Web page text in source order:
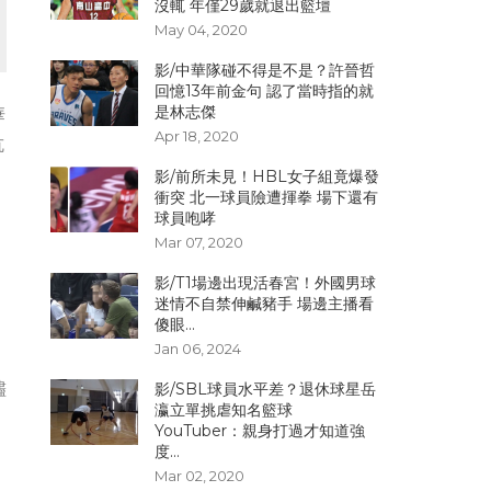
沒輒 年僅29歲就退出籃壇
May 04, 2020
影/中華隊碰不得是不是？許晉哲
回憶13年前金句 認了當時指的就
是林志傑
Apr 18, 2020
影/前所未見！HBL女子組竟爆發
衝突 北一球員險遭揮拳 場下還有
球員咆哮
Mar 07, 2020
影/T1場邊出現活春宮！外國男球
迷情不自禁伸鹹豬手 場邊主播看
傻眼...
Jan 06, 2024
影/SBL球員水平差？退休球星岳
瀛立單挑虐知名籃球
YouTuber：親身打過才知道強
度...
Mar 02, 2020